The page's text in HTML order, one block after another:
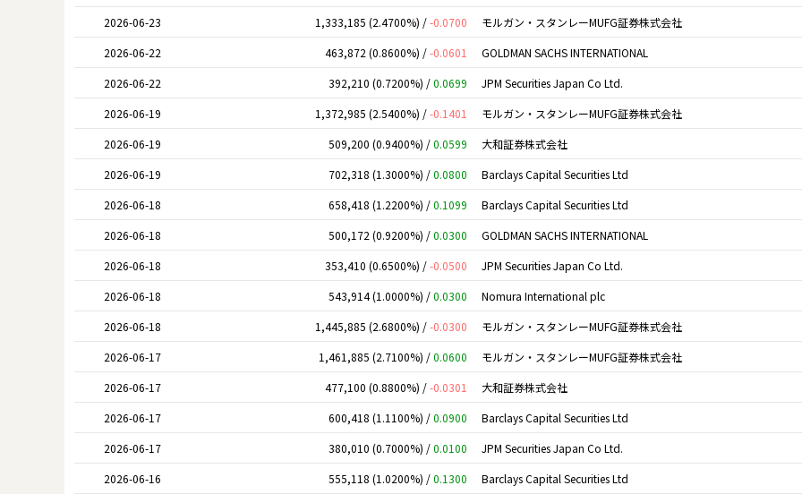
2026-06-23
1,333,185 (2.4700%) /-0.0700 モルガン・スタンレーMUFG証券株式会社
2026-06-22
463,872 (0.8600%) /-0.0601 GOLDMAN SACHS INTERNATIONAL
2026-06-22
392,210 (0.7200%) /0.0699 JPM Securities Japan Co Ltd.
2026-06-19
1,372,985 (2.5400%) /-0.1401 モルガン・スタンレーMUFG証券株式会社
2026-06-19
509,200 (0.9400%) /0.0599 大和証券株式会社
2026-06-19
702,318 (1.3000%) /0.0800 Barclays Capital Securities Ltd
2026-06-18
658,418 (1.2200%) /0.1099 Barclays Capital Securities Ltd
2026-06-18
500,172 (0.9200%) /0.0300 GOLDMAN SACHS INTERNATIONAL
2026-06-18
353,410 (0.6500%) /-0.0500 JPM Securities Japan Co Ltd.
2026-06-18
543,914 (1.0000%) /0.0300 Nomura International plc
2026-06-18
1,445,885 (2.6800%) /-0.0300 モルガン・スタンレーMUFG証券株式会社
2026-06-17
1,461,885 (2.7100%) /0.0600 モルガン・スタンレーMUFG証券株式会社
2026-06-17
477,100 (0.8800%) /-0.0301 大和証券株式会社
2026-06-17
600,418 (1.1100%) /0.0900 Barclays Capital Securities Ltd
2026-06-17
380,010 (0.7000%) /0.0100 JPM Securities Japan Co Ltd.
2026-06-16
555,118 (1.0200%) /0.1300 Barclays Capital Securities Ltd